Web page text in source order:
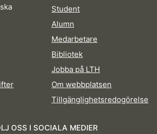
Student
Alumn
Medarbetare
Bibliotek
Jobba på LTH
Om webbplatsen
Tillgänglighetsredogörelse
OSS I SOCIALA MEDIER